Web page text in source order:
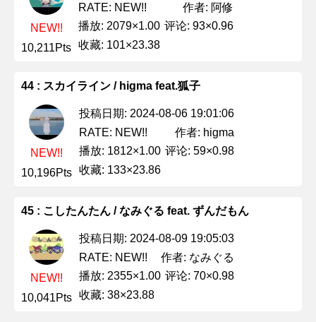
NEW!!
10,211Pts
RATE: NEW!!
作者: 阿修
播放: 2079×1.00 评论: 93×0.96
收藏: 101×23.38
44 : スカイライン / higma feat.狐子
NEW!!
10,196Pts
投稿日期: 2024-08-06 19:01:06
RATE: NEW!!
作者: higma
播放: 1812×1.00 评论: 59×0.98
收藏: 133×23.86
45 : こしたんたん / なみぐる feat. ずんだもん
NEW!!
10,041Pts
投稿日期: 2024-08-09 19:05:03
RATE: NEW!!
作者: なみぐる
播放: 2355×1.00 评论: 70×0.98
收藏: 38×23.88